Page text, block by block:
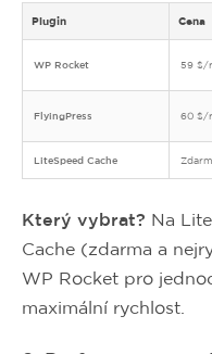
Plugin Cena
WP Rocket 59 $/
FlyingPress 60 $/
LiteSpeed Cache
Který vybrat? Na
Cache (zdarma a
WP Rocket pro
maximální rychlost.